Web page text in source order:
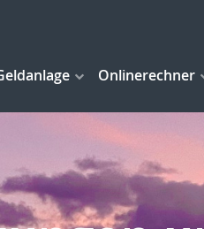
Onlinerechner